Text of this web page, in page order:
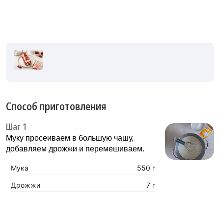
Способ приготовления
Шаг 1
Муку просеиваем в большую чашу,
добавляем дрожжи и перемешиваем.
Мука 550 г
Дрожжи 7 г